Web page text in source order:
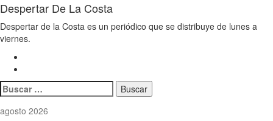
Despertar De La Costa
Despertar de la Costa es un periódico que se distribuye de lunes a
viernes.
Buscar:
agosto 2026